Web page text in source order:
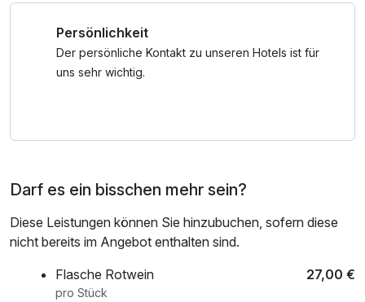
Ausgangspunkt für Ihren Kurzurlaub.
Hierfür sorgen nicht nur der gehobene Komfort und
Service, sondern auch die gute Anbindung an den
Claudius Therme über aktuelle Hinweise !!!! Zu Silvester
beachten Sie das einige Bereiche der Therme textilfrei sind.
Gerne sind wir Ihnen behilflich, wenn Sie Tickets für Oper,
Theater, Musical oder eine der zahlreichen Sport- und
Persönlichkeit
Der persönliche Kontakt zu unseren Hotels ist für
uns sehr wichtig.
Darf es ein bisschen mehr sein?
Diese Leistungen können Sie hinzubuchen, sofern diese
nicht bereits im Angebot enthalten sind.
Flasche Rotwein
27,00 €
pro Stück